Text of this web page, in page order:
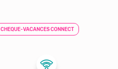
CHEQUE-VACANCES CONNECT